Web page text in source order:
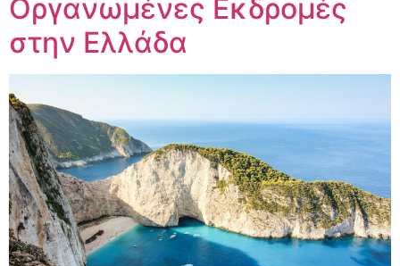
Οργανωμένες Εκδρομές
στην Ελλάδα